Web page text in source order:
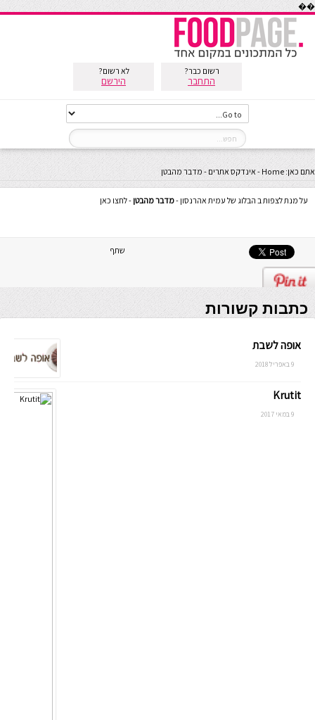
��
רשום כבר?
התחבר
לא רשום?
הירשם
אתם כאן: Home
- אינדקס אתרים - מדבר מהבטן
על מנת לצפות ב הבלוג של עמית אהרנסון -מדבר מהבטן - לחצו כאן
שתף
כתבות קשורות
אופה לשבת
9 באפריל 2018
Krutit
9 במאי 2017